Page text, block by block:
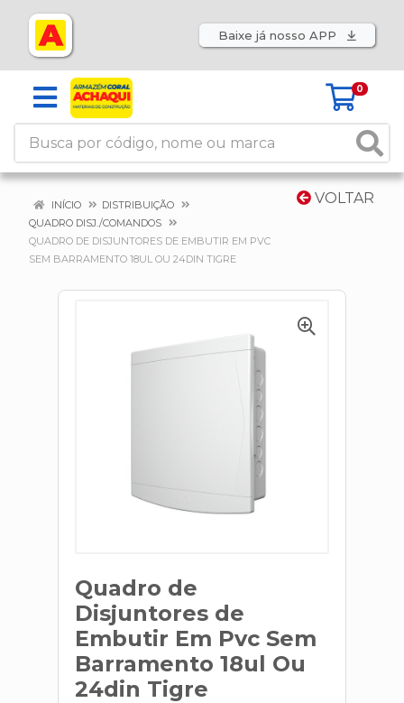
Baixe já nosso APP
0
VOLTAR
INÍCIO
DISTRIBUIÇÃO
QUADRO DISJ./COMANDOS
QUADRO DE DISJUNTORES DE EMBUTIR EM PVC
SEM BARRAMENTO 18UL OU 24DIN TIGRE
Quadro de
Disjuntores de
Embutir Em Pvc Sem
Barramento 18ul Ou
24din Tigre